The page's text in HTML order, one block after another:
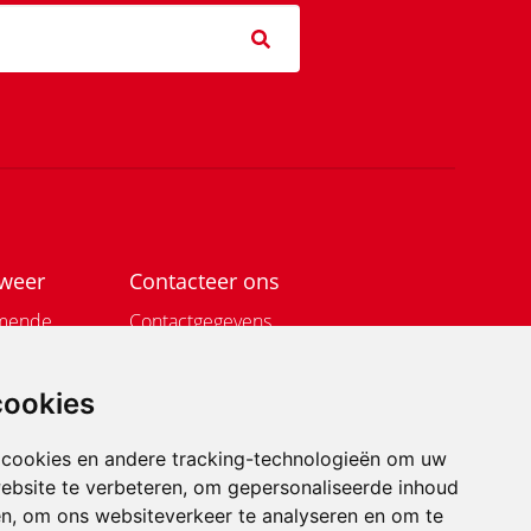
en andere tracking-technologieën om uw
te verbeteren, om gepersonaliseerde inhoud
om ons websiteverkeer te analyseren en om te
Contacteer ons
Contactgegevens
administratie